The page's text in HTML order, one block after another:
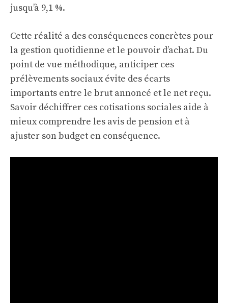
jusqu’à 9,1 %.
Cette réalité a des conséquences concrètes pour
la gestion quotidienne et le pouvoir d’achat. Du
point de vue méthodique, anticiper ces
prélèvements sociaux évite des écarts
importants entre le brut annoncé et le net reçu.
Savoir déchiffrer ces cotisations sociales aide à
mieux comprendre les avis de pension et à
ajuster son budget en conséquence.